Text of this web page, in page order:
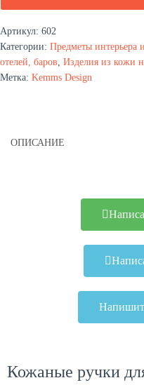
Артикул: 602
Категории: Предметы интерьера
отелей, баров, Изделия из кожи
Метка: Kemms Design
ОПИСАНИЕ
Кожаные ручки